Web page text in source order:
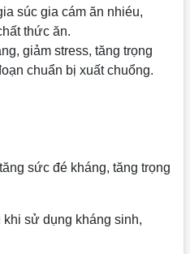
súc gia cám ăn nhiéu,
thức ăn.
giảm stress, tăng trọng
chuẩn bị xuất chuổng.
sức đé kháng, tăng trọng
khi sử dụng kháng sinh,